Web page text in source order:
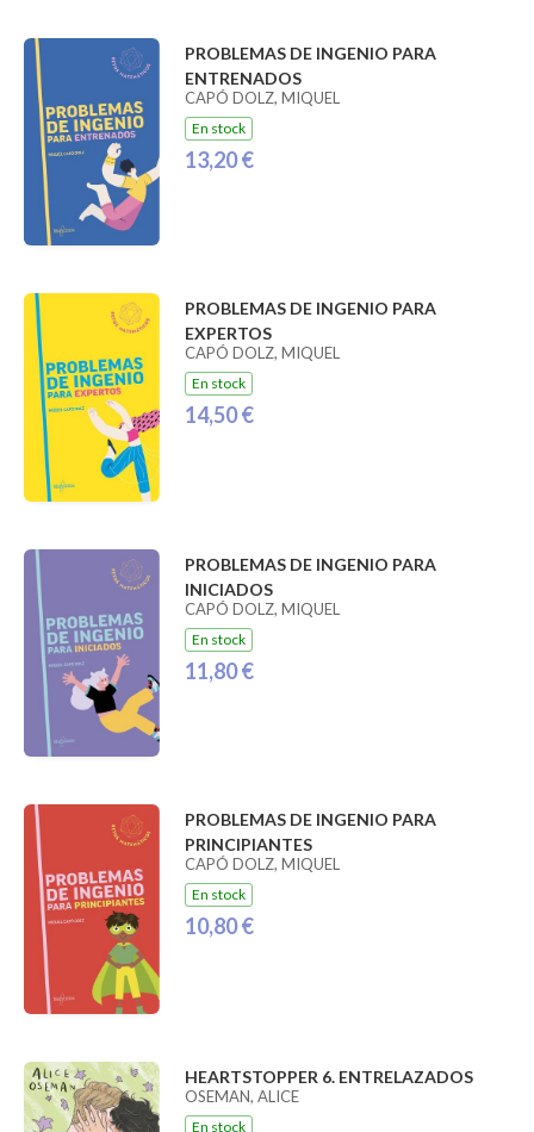
PROBLEMAS DE INGENIO PARA
ENTRENADOS
CAPÓ DOLZ, MIQUEL
En stock
13,20 €
PROBLEMAS DE INGENIO PARA
EXPERTOS
CAPÓ DOLZ, MIQUEL
En stock
14,50 €
PROBLEMAS DE INGENIO PARA
INICIADOS
CAPÓ DOLZ, MIQUEL
En stock
11,80 €
PROBLEMAS DE INGENIO PARA
PRINCIPIANTES
CAPÓ DOLZ, MIQUEL
En stock
10,80 €
HEARTSTOPPER 6. ENTRELAZADOS
OSEMAN, ALICE
En stock